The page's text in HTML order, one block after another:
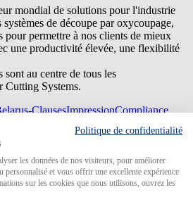
mondial de solutions pour l'industrie
de découpe par oxycoupage,
pour permettre à nos clients de mieux
une productivité élevée, une flexibilité
sont au centre de tous les
Cutting Systems.
ClausesImpressionCompliance
GmbH & Co. KG
Politique de confidentialité
les données de nos visiteurs, pour améliorer
personnalisé et vous offrir une excellente expérience
sur les cookies que nous utilisons, ouvrez les